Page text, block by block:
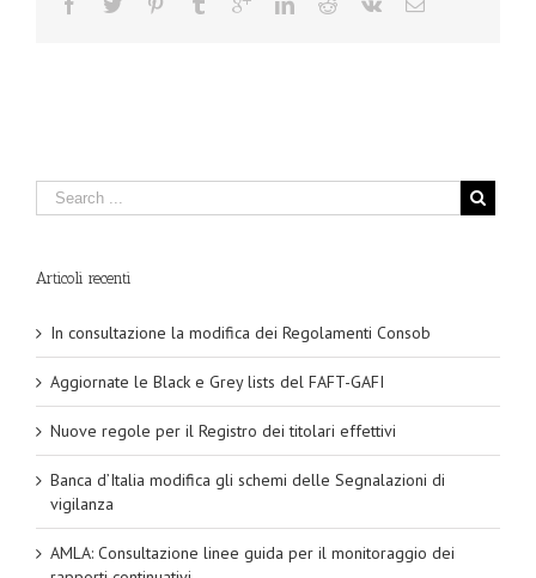
Articoli recenti
In consultazione la modifica dei Regolamenti Consob
Aggiornate le Black e Grey lists del FAFT-GAFI
Nuove regole per il Registro dei titolari effettivi
Banca d’Italia modifica gli schemi delle Segnalazioni di
vigilanza
AMLA: Consultazione linee guida per il monitoraggio dei